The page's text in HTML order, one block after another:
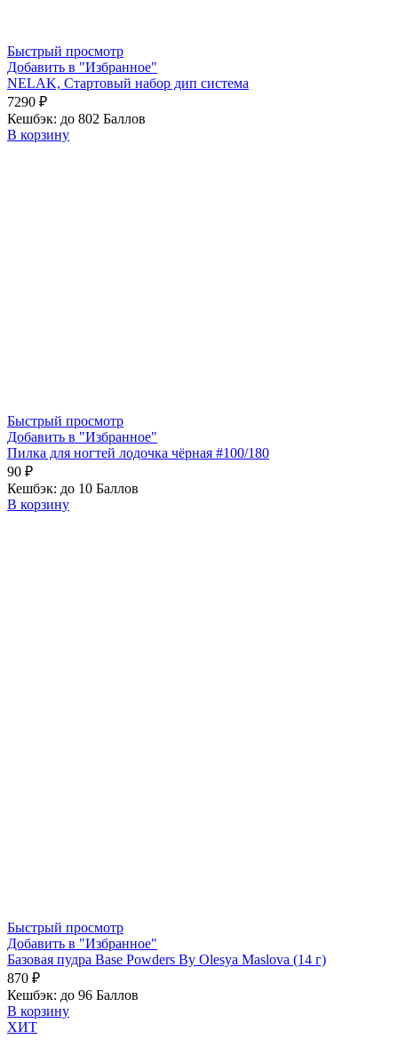
Быстрый просмотр
Добавить в "Избранное"
NELAK, Стартовый набор дип система
7290 ₽
Кешбэк: до 802 Баллов
В корзину
Быстрый просмотр
Добавить в "Избранное"
Пилка для ногтей лодочка чёрная #100/180
90 ₽
Кешбэк: до 10 Баллов
В корзину
Быстрый просмотр
Добавить в "Избранное"
Базовая пудра Base Powders By Olesya Maslova (14 г)
870 ₽
Кешбэк: до 96 Баллов
В корзину
ХИТ